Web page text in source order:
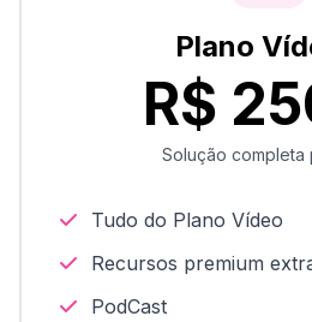
Plano
R$
Solução completa
Tudo do Plano Vídeo
Recursos premium
PodCast